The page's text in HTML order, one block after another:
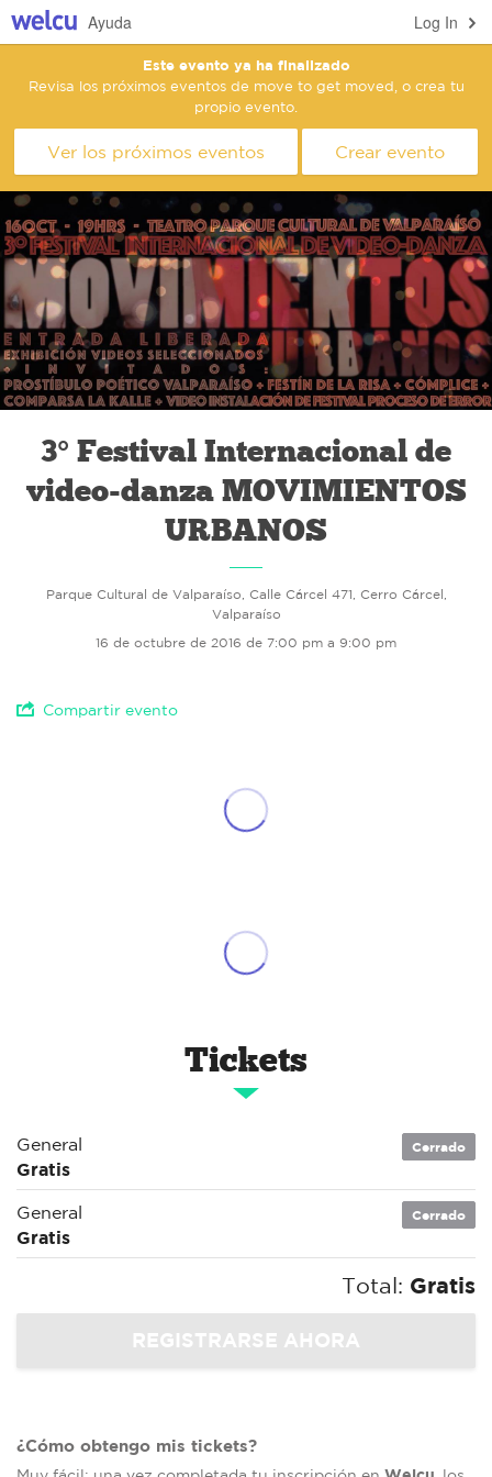
Log In
Ayuda
Este evento ya ha finalizado
Revisa los próximos eventos de move to get moved, o crea tu
propio evento.
Ver los próximos eventos Crear evento
3° Festival Internacional de
video-danza MOVIMIENTOS
URBANOS
Parque Cultural de Valparaíso, Calle Cárcel 471, Cerro Cárcel,
Valparaíso
16 de octubre de 2016 de 7:00 pm a 9:00 pm
Compartir evento
Tickets
General
Gratis
Cerrado
General
Gratis
Cerrado
Total: Gratis
¿Cómo obtengo mis tickets?